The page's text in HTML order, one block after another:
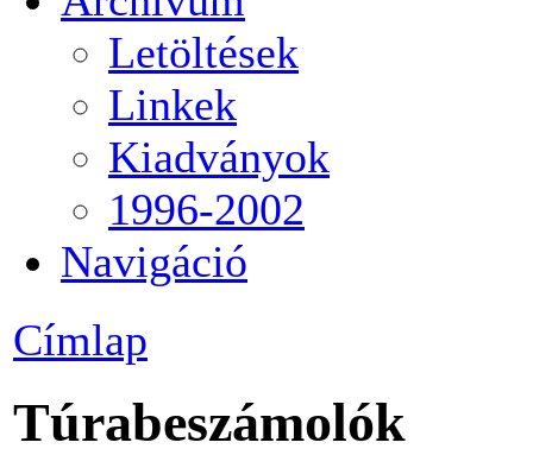
Letöltések
Linkek
Kiadványok
1996-2002
Navigáció
Címlap
Túrabeszámolók